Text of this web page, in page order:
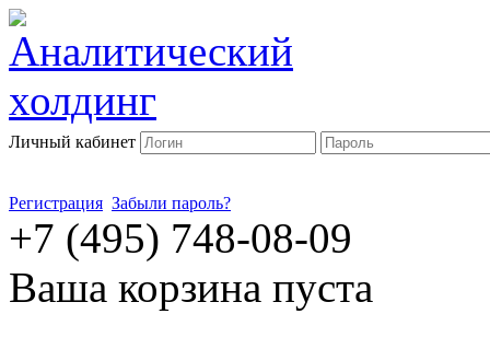
Личный кабинет
Регистрация Забыли пароль?
+7 (495) 748-08-09
Ваша корзина пуста